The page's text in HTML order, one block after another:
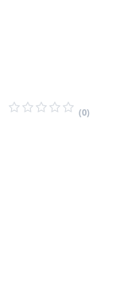
(0)